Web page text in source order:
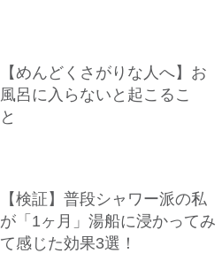
【めんどくさがりな人へ】お
風呂に入らないと起こるこ
と
【検証】普段シャワー派の私
が「1ヶ月」湯船に浸かってみ
て感じた効果3選！